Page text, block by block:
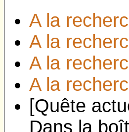
A la
A la
A la
A la
[Quête
Dans la